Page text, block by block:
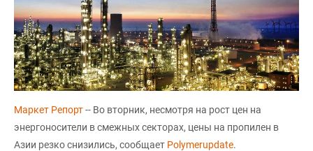
Маркет Репорт-- Во вторник, несмотря на рост цен на
энергоносители в смежных секторах, цены на пропилен в
Азии резко снизились, сообщает Polymerupdate.